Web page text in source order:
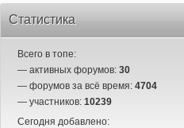
Статистика
Всего в топе:
— активных форумов: 30
— форумов за всё время: 4704
— участников: 10239
Сегодня добавлено: